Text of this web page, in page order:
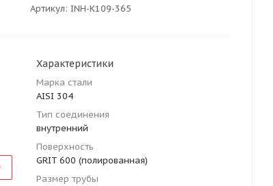
Артикул: INH-K109-365
Характеристики
Марка стали
AISI 304
Тип соединения
внутренний
Поверхность
GRIT 600 (полированная)
Размер трубы